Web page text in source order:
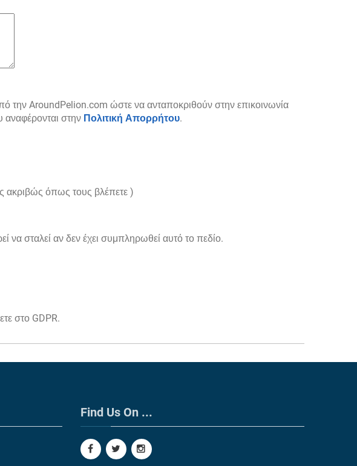
την AroundPelion.com ώστε να ανταποκριθούν στην επικοινωνία
στην Πολιτική Απορρήτου.
ακριβώς όπως τους βλέπετε )
σταλεί αν δεν έχει συμπληρωθεί αυτό το πεδίο.
στο GDPR.
Find Us On ...